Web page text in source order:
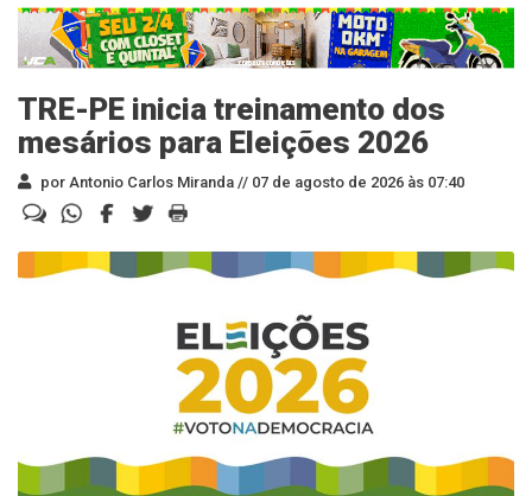
TRE-PE inicia treinamento dos
mesários para Eleições 2026
por Antonio Carlos Miranda // 07 de agosto de 2026 às 07:40